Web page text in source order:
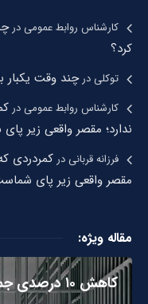
کارشناس روابط عمومیدر
کرد؟
توکلیدرچند وقت یکبار
کارشناس روابط عمومیدر
ندارد؛ مقصر واقعی زیر
فرزانه قربانیدرکمردردی
مقصر واقعی زیر پای
مقاله ویژه:
کاهش ۱۰ درصدی جمعیت کیفری زندان‌های بوشهر